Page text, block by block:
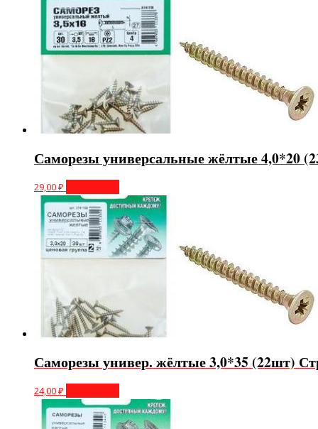
Саморезы универсальные жёлтые 4,0*20
29,00₽
Саморезы универ. жёлтые 3,0*35 (22шт)
24,00₽